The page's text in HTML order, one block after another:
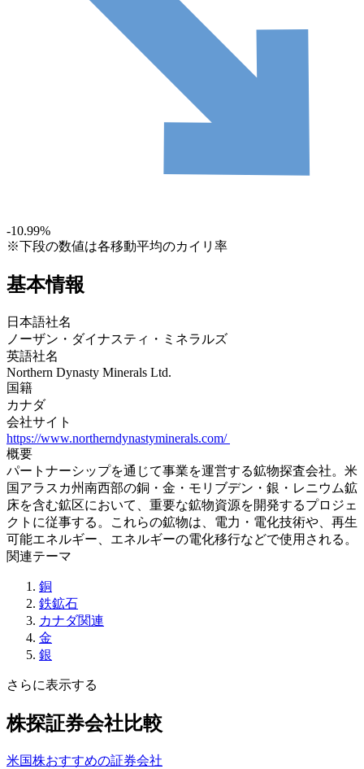
-10.99%
※下段の数値は各移動平均のカイリ率
基本情報
日本語社名
ノーザン・ダイナスティ・ミネラルズ
英語社名
Northern Dynasty Minerals Ltd.
国籍
カナダ
会社サイト
https://www.northerndynastyminerals.com/
概要
パートナーシップを通じて事業を運営する鉱物探査会社。米
国アラスカ州南西部の銅・金・モリブデン・銀・レニウム鉱
床を含む鉱区において、重要な鉱物資源を開発するプロジェ
クトに従事する。これらの鉱物は、電力・電化技術や、再生
可能エネルギー、エネルギーの電化移行などで使用される。
関連テーマ
銅
鉄鉱石
カナダ関連
金
銀
さらに表示する
株探証券会社比較
米国株おすすめの証券会社